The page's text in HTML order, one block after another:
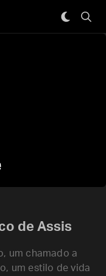
de Assis
um chamado a
um estilo de vida